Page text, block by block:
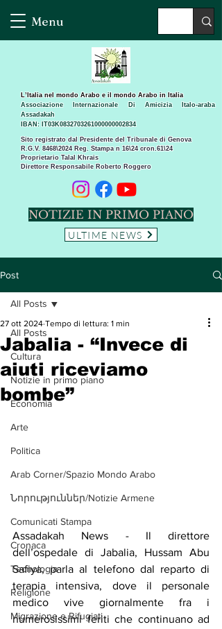
Menu
Sito registrato dal Presidente del Tribunale di Genova
R.G.V. 8468\2024 Reg. Stampa n 16\24 cron.61\24 ​
Proprietario Talal Khrais
Direttore Responsabile Roberto Roggero
L’Italia nel mondo Arabo e il mondo Arabo in Italia
Associazione Internazionale Di Amicizia Italo-araba
Assadakah
IBAN: IT03K0832703261000000002834
NOTIZIE IN PRIMO PIANO
ULTIME NEWS
Post
All Posts
Cultura
Notizie in primo piano
Economia
Arte
Politica
Arab Corner/Spazio Mondo Arabo
Նորություններ/Notizie Armene
Comunicati Stampa
Cronaca
Tecnologia
Religione
Migrazione e Rifugiati
All Posts
Jabalia - “Invece di
aiuti riceviamo
bombe”
27 ott 2024 Tempo di lettura: 1 min
Assadakah News - Il direttore
dell’ospedale di Jabalia, Hussam Abu
Safiya, parla al telefono dal reparto di
terapia intensiva, dove il personale
medico vive giornalmente fra i
numerosissimi feriti che continuano ad